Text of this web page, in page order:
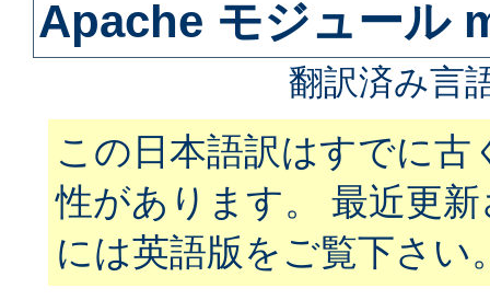
Apache モジュール
翻訳済み言
この日本語訳はすでに古
性があります。 最近更
には英語版をご覧下さい